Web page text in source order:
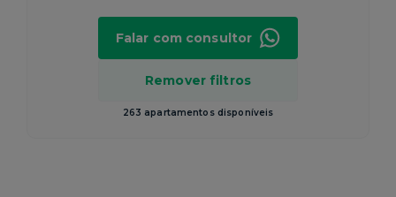
Remover filtros
263 apartamentos disponíveis
Falar com consultor